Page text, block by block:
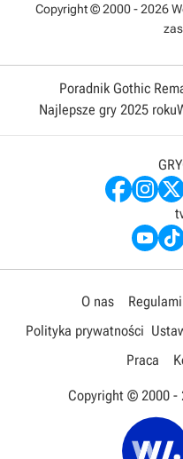
Copyright © 2000 - 2026
Poradnik Gothic
Najlepsze gry 2025 roku
O nas
Polityka prywatności
Praca
Copyright © 2000 -